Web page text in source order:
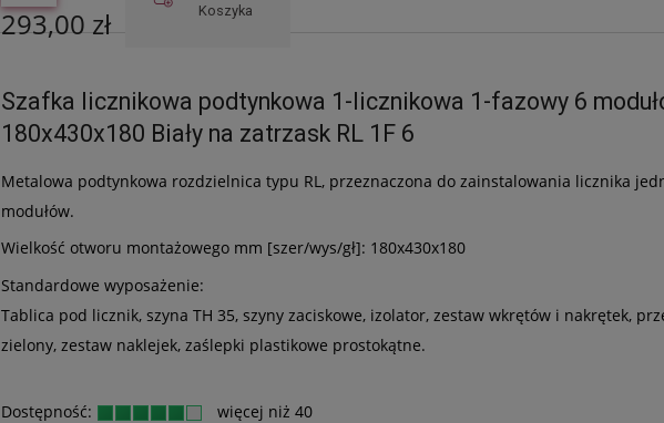
293,00 zł
238,21 zł
Koszyka
Szafka licznikowa podtynkowa 1-licznikowa 1-fazowy 6
180x430x180 Biały na zatrzask RL 1F 6
Metalowa podtynkowa rozdzielnica typu RL, przeznaczona do zainstalowania licznika
modułów.
Wielkość otworu montażowego mm [szer/wys/gł]: 180x430x180
Standardowe wyposażenie:
Tablica pod licznik, szyna TH 35, szyny zaciskowe, izolator, zestaw wkrętów i nakrętek,
zielony, zestaw naklejek, zaślepki plastikowe prostokątne.
Dostępność:
więcej niż 40